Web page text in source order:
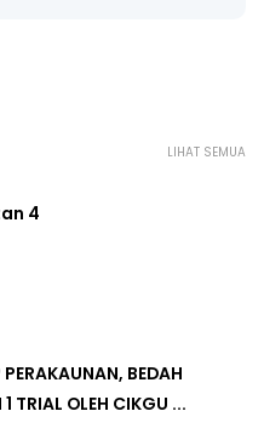
LIHAT SEMUA
4
BEDAH
TRIAL OLEH CIKGU ...